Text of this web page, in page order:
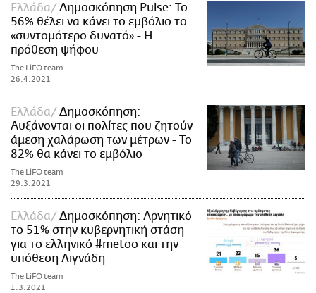
Ελλάδα
Δημοσκόπηση Pulse: Το
56% θέλει να κάνει το εμβόλιο το
«συντομότερο δυνατό» - Η
πρόθεση ψήφου
The LiFO team
26.4.2021
Ελλάδα
Δημοσκόπηση:
Αυξάνονται οι πολίτες που ζητούν
άμεση χαλάρωση των μέτρων - Το
82% θα κάνει το εμβόλιο
The LiFO team
29.3.2021
Ελλάδα
Δημοσκόπηση: Αρνητικό
το 51% στην κυβερνητική στάση
για το ελληνικό #metoo και την
υπόθεση Λιγνάδη
The LiFO team
1.3.2021